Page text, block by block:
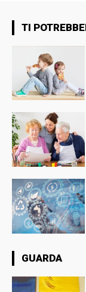
TI
GUARDA